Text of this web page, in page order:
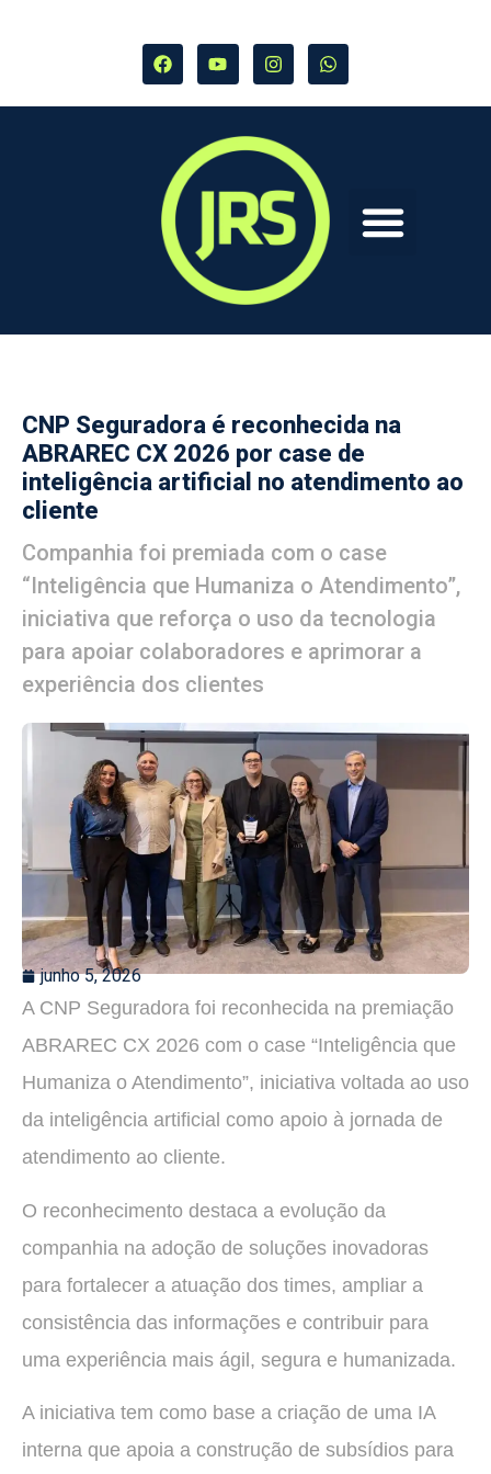
CNP Seguradora é reconhecida na
ABRAREC CX 2026 por case de
inteligência artificial no atendimento ao
cliente
Companhia foi premiada com o case
“Inteligência que Humaniza o Atendimento”,
iniciativa que reforça o uso da tecnologia
para apoiar colaboradores e aprimorar a
experiência dos clientes
junho 5, 2026
A CNP Seguradora foi reconhecida na premiação
ABRAREC CX 2026 com o case “Inteligência que
Humaniza o Atendimento”, iniciativa voltada ao uso
da inteligência artificial como apoio à jornada de
atendimento ao cliente.
O reconhecimento destaca a evolução da
companhia na adoção de soluções inovadoras
para fortalecer a atuação dos times, ampliar a
consistência das informações e contribuir para
uma experiência mais ágil, segura e humanizada.
A iniciativa tem como base a criação de uma IA
interna que apoia a construção de subsídios para